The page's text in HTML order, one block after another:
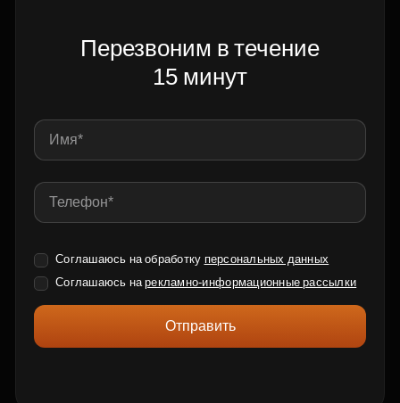
Перезвоним в течение
15 минут
Соглашаюсь на обработку персональных данных
Соглашаюсь нарекламно-информационные рассылки
Отправить